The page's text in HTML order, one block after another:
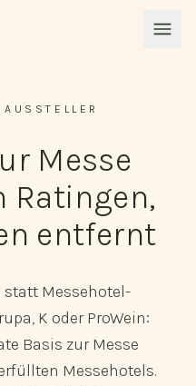
Messe
Ratingen,
entfernt
statt Messehotel-
K oder ProWein:
Basis zur Messe
Messehotels.